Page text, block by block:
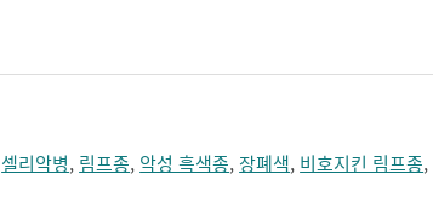
셀리악병, 림프종, 악성 흑색종, 장폐색, 비호지킨 림프종,